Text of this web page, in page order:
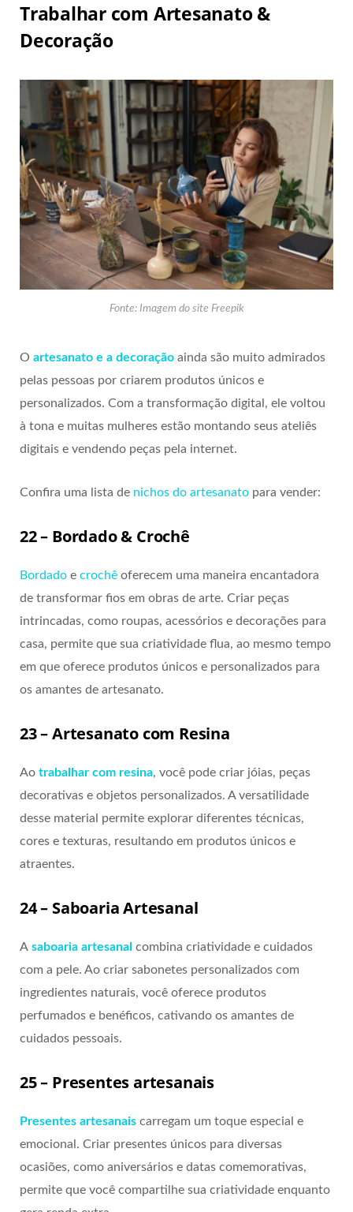
Trabalhar com Artesanato &
Decoração
Fonte: Imagem do site Freepik
O artesanato e a decoração ainda são muito admirados
pelas pessoas por criarem produtos únicos e
personalizados. Com a transformação digital, ele voltou
à tona e muitas mulheres estão montando seus ateliês
digitais e vendendo peças pela internet.
Confira uma lista de nichos do artesanato para vender:
22 – Bordado & Crochê
Bordado e crochê oferecem uma maneira encantadora
de transformar fios em obras de arte. Criar peças
intrincadas, como roupas, acessórios e decorações para
casa, permite que sua criatividade flua, ao mesmo tempo
em que oferece produtos únicos e personalizados para
os amantes de artesanato.
23 – Artesanato com Resina
Ao trabalhar com resina, você pode criar jóias, peças
decorativas e objetos personalizados. A versatilidade
desse material permite explorar diferentes técnicas,
cores e texturas, resultando em produtos únicos e
atraentes.
24 – Saboaria Artesanal
A saboaria artesanal combina criatividade e cuidados
com a pele. Ao criar sabonetes personalizados com
ingredientes naturais, você oferece produtos
perfumados e benéficos, cativando os amantes de
cuidados pessoais.
25 – Presentes artesanais
Presentes artesanais carregam um toque especial e
emocional. Criar presentes únicos para diversas
ocasiões, como aniversários e datas comemorativas,
permite que você compartilhe sua criatividade enquanto